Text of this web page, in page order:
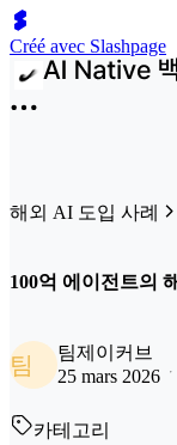
Créé avec Slashpage
해외 AI 도입 사례
100억 에이전트의
팀
팀제이커브
25 mars 2026
카테고리